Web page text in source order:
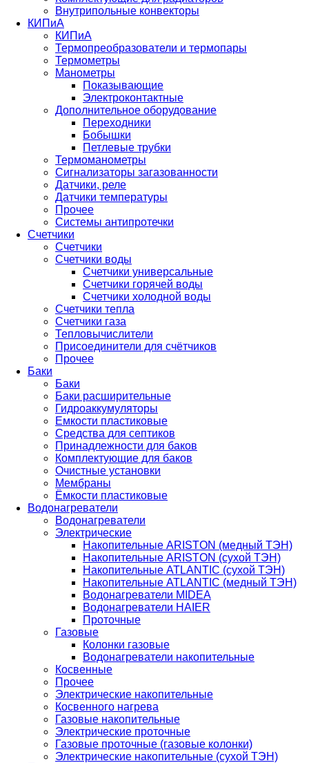
Внутрипольные конвекторы
КИПиА
КИПиА
Термопреобразователи и термопары
Термометры
Манометры
Показывающие
Электроконтактные
Дополнительное оборудование
Переходники
Бобышки
Петлевые трубки
Термоманометры
Сигнализаторы загазованности
Датчики, реле
Датчики температуры
Прочее
Системы антипротечки
Счетчики
Счетчики
Счетчики воды
Счетчики универсальные
Счетчики горячей воды
Счетчики холодной воды
Счетчики тепла
Счетчики газа
Тепловычислители
Присоединители для счётчиков
Прочее
Баки
Баки
Баки расширительные
Гидроаккумуляторы
Емкости пластиковые
Средства для септиков
Принадлежности для баков
Комплектующие для баков
Очистные установки
Мембраны
Ёмкости пластиковые
Водонагреватели
Водонагреватели
Электрические
Накопительные ARISTON (медный ТЭН)
Накопительные ARISTON (сухой ТЭН)
Накопительные ATLANTIC (сухой ТЭН)
Накопительные ATLANTIC (медный ТЭН)
Водонагреватели MIDEA
Водонагреватели HAIER
Проточные
Газовые
Колонки газовые
Водонагреватели накопительные
Косвенные
Прочее
Электрические накопительные
Косвенного нагрева
Газовые накопительные
Электрические проточные
Газовые проточные (газовые колонки)
Электрические накопительные (сухой ТЭН)